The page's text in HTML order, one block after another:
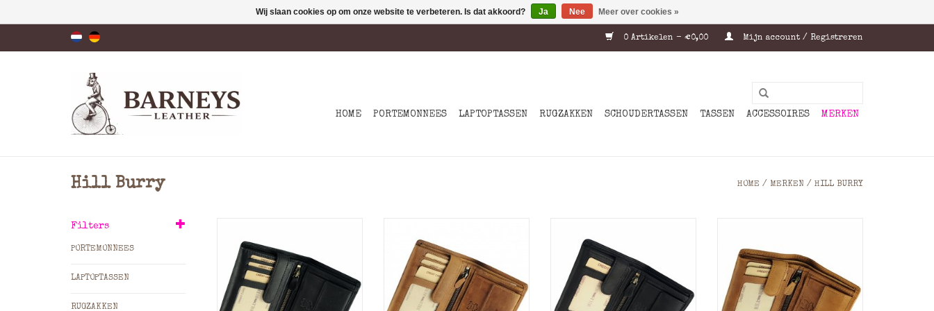
0 Artikelen - €0,00 Mijn account / Registreren
HOME PORTEMONNEES LAPTOPTASSEN RUGZAKKEN SCHOUDERTASSEN TASSEN ACCESSOIRES MERKEN
Hill Burry HOME / MERKEN / HILL BURRY
Filters
PORTEMONNEES
LAPTOPTASSEN
RUGZAKKEN
rundleer met veel
mogelijkheden voor pasjes.
Bij deze duurzaam afgewerkte
leren heren portemonnee zijn
de pasjesvakjes meegestikt is
uitgevoerd in geolied
rundleer met veel
mogelijkheden voor pasjes.
Bij deze duurzaam afgewerkte
leren heren portemonnee zijn
de pasjesvakjes meegestikt is
uitgevoerd in geolied
rundleer met veel
mogelijkheden voor pasjes.
Bij deze duurzaam afgewerkte
leren heren portemonnee zijn
de pasjesvakjes meegestikt is
rundleer met veel
mogelijkheden voor pasjes.
Bij deze duurzaam afgewerkte
leren heren portemonnee zijn
de pasjesvakjes meegestikt is
Wij slaan cookies op om onze website te verbeteren. Is dat akkoord? Ja Nee Meer over cookies »